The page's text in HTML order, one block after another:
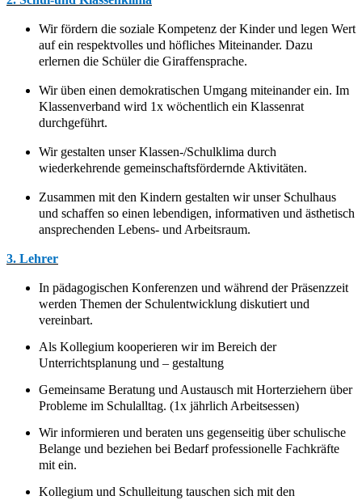
Wir fördern die soziale Kompetenz der Kinder und legen Wert
auf ein respektvolles und höfliches Miteinander. Dazu
erlernen die Schüler die Giraffensprache.
Wir üben einen demokratischen Umgang miteinander ein. Im
Klassenverband wird 1x wöchentlich ein Klassenrat
durchgeführt.
Wir gestalten unser Klassen-/Schulklima durch
wiederkehrende gemeinschaftsfördernde Aktivitäten.
Zusammen mit den Kindern gestalten wir unser Schulhaus
und schaffen so einen lebendigen, informativen und ästhetisch
ansprechenden Lebens- und Arbeitsraum.
3. Lehrer
In pädagogischen Konferenzen und während der Präsenzzeit
werden Themen der Schulentwicklung diskutiert und
vereinbart.
Als Kollegium kooperieren wir im Bereich der
Unterrichtsplanung und – gestaltung
Gemeinsame Beratung und Austausch mit Horterziehern über
Probleme im Schulalltag. (1x jährlich Arbeitsessen)
Wir informieren und beraten uns gegenseitig über schulische
Belange und beziehen bei Bedarf professionelle Fachkräfte
mit ein.
Kollegium und Schulleitung tauschen sich mit den